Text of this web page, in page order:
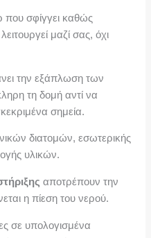
που σφίγγει καθώς
μαζί σας, όχι
την εξάπλωση των
τη δομή αντί να
σημεία.
διατομών, εσωτερικής
υλικών.
αποτρέπουν την
η πίεση του νερού.
σε υπολογισμένα